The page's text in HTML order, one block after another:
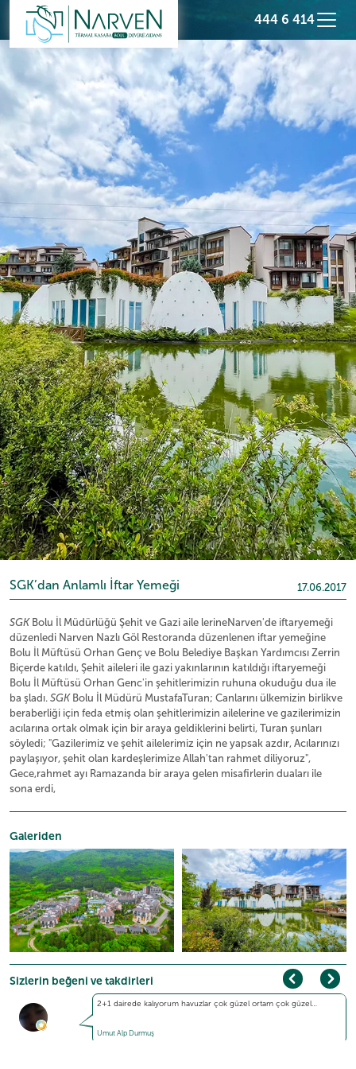
444 6 414
Galeriden
Sizlerin beğeni ve takdirleri
2+1 dairede kalıyorum havuzlar çok güzel ortam çok güzel…
Umut Alp Durmuş
SGK’dan Anlamlı İftar Yemeği 17.06.2017
SGKBolu İl Müdürlüğü Şehit ve Gazi aile lerineNarven'de iftaryemeği
düzenledi Narven Nazlı Göl Restoranda düzenlenen iftar yemeğine
Bolu İl Müftüsü Orhan Genç ve Bolu Belediye Başkan Yardımcısı Zerrin
Biçerde katıldı, Şehit aileleri ile gazi yakınlarının katıldığı iftaryemeği
Bolu İl Müftüsü Orhan Genc'in şehitlerimizin ruhuna okuduğu dua ile
ba şladı. SGKBolu İl Müdürü MustafaTuran; Canlarını ülkemizin birlikve
beraberliği için feda etmiş olan şehitlerimizin ailelerine ve gazilerimizin
acılarına ortak olmak için bir araya geldiklerini belirti, Turan şunları
söyledi; "Gazilerimiz ve şehit ailelerimiz için ne yapsak azdır, Acılarınızı
paylaşıyor, şehit olan kardeşlerimize Allah'tan rahmet diliyoruz",
Gece,rahmet ayı Ramazanda bir araya gelen misafirlerin duaları ile
sona erdi,